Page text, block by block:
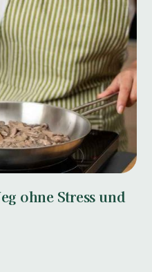
ohne Stress und